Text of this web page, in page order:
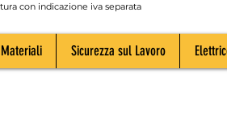
con indicazione iva separata
Sicurezza sul Lavoro